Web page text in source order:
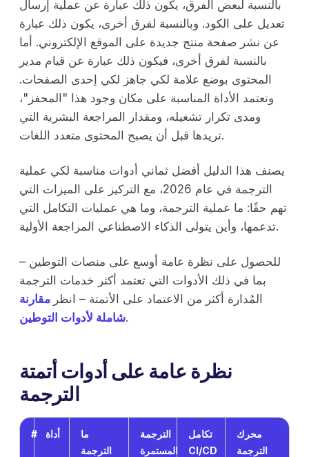
بالنسبة لبعض الفرق، يكون ذلك عبارة عن عملية إرسال
تعديل على الكود. وبالنسبة لفرق أخرى، يكون ذلك عبارة
عن نشر صفحة منتج جديدة على الموقع الإلكتروني. أما
بالنسبة لفرق أخرى، فيكون ذلك عبارة عن قيام مدير
المحتوى بوضع علامة لكي جاهز لكي إحدى الصفحات.
وتعتمد الأداة المناسبة على مكان وجود هذا "المحفز"،
ومدى تكرار تشغيله، ومقدار المراجعة البشرية التي
تريدها قبل أن يصبح المحتوى متعدد اللغات.
يصنف هذا الدليل أفضل ثماني أدوات مناسبة لكي عملية
الترجمة في عام 2026، مع التركيز على الميزات التي
تهم حقًا: ما عملية الترجمة، وما هي عمليات التكامل التي
تدعمها، وأين يتولى الذكاء الاصطناعي المراجعة الأولية.
للحصول على نظرة عامة أوسع على منصات التوطين –
بما في ذلك الأدوات التي تعتمد أكثر خدمات الترجمة
المُدارة أكثر من الاعتماد على الأتمتة – انظر مقارنة
شاملة لأدوات التوطين.
نظرة عامة على أدوات أتمتة
الترجمة
# أداة
ما
الترجمة
الترجمة
المستمرة
تكامل
CI/CD
محرك
الترجمة